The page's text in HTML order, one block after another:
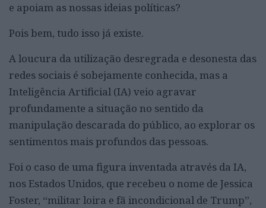
e apoiam as nossas ideias políticas?
Pois bem, tudo isso já existe.
A loucura da utilização desregrada e desonesta das
redes sociais é sobejamente conhecida, mas a
Inteligência Artificial (IA) veio agravar
profundamente a situação no sentido da
manipulação descarada do público, ao explorar os
sentimentos mais profundos das pessoas.
Foi o caso de uma figura inventada através da IA,
nos Estados Unidos, que recebeu o nome de Jessica
Foster, “militar loira e fã incondicional de Trump”,